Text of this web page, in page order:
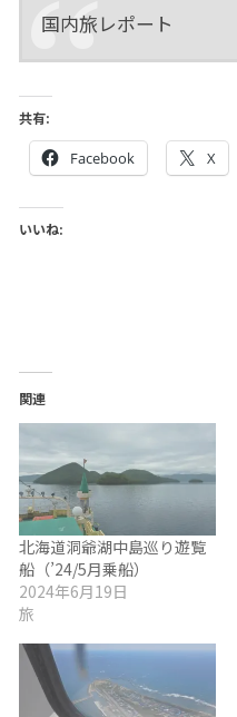
国内旅レポート
共有:
Facebook X
いいね:
関連
北海道洞爺湖中島巡り遊覧
船（’24/5月乗船）
2024年6月19日
旅